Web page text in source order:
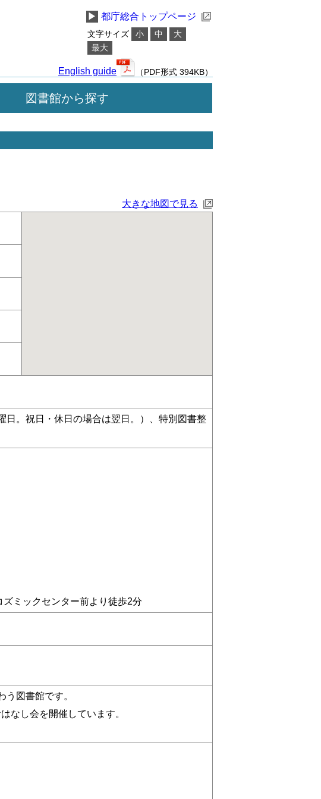
▶ 都庁総合トップページ
文字サイズ 小 中
大
最大
English guide （PDF形式 394KB）
図書館から探す
大きな地図で見る
日。祝日・休日の場合は翌日。）、特別図書整
ミックセンター前より徒歩2分
う図書館です。
なし会を開催しています。